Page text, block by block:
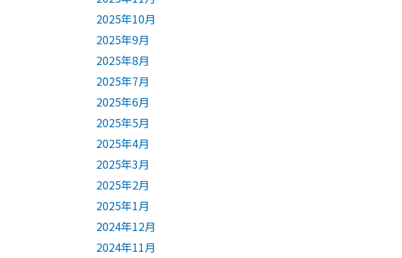
2025年10月
2025年9月
2025年8月
2025年7月
2025年6月
2025年5月
2025年4月
2025年3月
2025年2月
2025年1月
2024年12月
2024年11月